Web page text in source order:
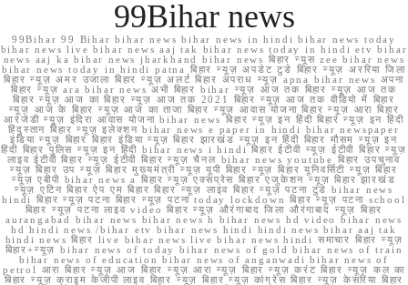
99Bihar news
99Bihar 99 Bihar bihar news bihar news in hindi bihar news today
bihar news live bihar news aaj tak bihar news today in hindi etv bihar
news aaj ka bihar news jharkhand bihar news बिहार न्यूस zee bihar news
bihar news today in hindi patna बिहार न्यूज़ अपडेट टुडे बिहार न्यूज़ अररिया जिला
बिहार न्यूज़ अमर उजाला बिहार न्यूज़ अलर्ट बिहार अपराध न्यूज़ apna bihar news अपना
बिहार न्यूज़ ara bihar news अभी बिहार bihar न्यूज़ आज तक बिहार न्यूज़ आज तक
बिहार न्यूज़ आज का बिहार न्यूज़ आज तक 2021 बिहार न्यूज़ आज तक वीडियो में बिहार
न्यूज़ आज के बिहार न्यूज़ आज का ताजा बिहार न्यूज़ आवास योजना बिहार न्यूज़ आरा बिहार
आरजेडी न्यूज़ इंदिरा आवास योजना bihar news बिहार न्यूज़ इन हिंदी बिहार न्यूज़ इन हिंदी
हिंदुस्तान बिहार न्यूज़ इलेक्शन bihar news e paper in hindi bihar newspaper
इंडिया न्यूज़ बिहार बिहार इंडिया न्यूज़ बिहार झारखंड न्यूज़ इन हिंदी बिहार मौसम न्यूज़ इन
हिंदी बिहार पुलिस न्यूज़ इन हिंदी bihar news i hindi बिहार ईटीवी न्यूज़ ईटीवी बिहार न्यूज़
लाइव ईटीवी बिहार न्यूज़ ईटीवी बिहार न्यूज़ चैनल bihar news youtube बिहार उपचुनाव
न्यूज़ बिहार उप न्यूज़ बिहार मुख्यमंत्री न्यूज़ यूपी बिहार न्यूज़ बिहार यूनिवर्सिटी न्यूज़ बिहार
न्यूज़ एबीपी bihar news a बिहार न्यूज़ एक्सप्रेस बिहार एजुकेशन न्यूज़ बिहार झारखंड
न्यूज़ एटिन बिहार ऐप एम बिहार बिहार न्यूज़ लाइव बिहार न्यूज़ पटना टुडे bihar news
hindi बिहार न्यूज़ पटना बिहार न्यूज़ पटना today lockdown बिहार न्यूज़ पटना school
बिहार न्यूज़ पटना लाइव video बिहार न्यूज़ औरंगाबाद जिला औरंगाबाद न्यूज़ बिहार
aurangabad bihar news bihar news h bihar news hd video bihar news
hd hindi news /bihar etv bihar news hindi hindi news bihar aaj tak
hindi news बिहार live bihar news live bihar news hindi समाचार बिहार न्यूज़
बिहार+न्यूज़ bihar news of today bihar news of gold bihar news of train
bihar news of education bihar news of anganwadi bihar news of
petrol आरा बिहार न्यूज़ आज बिहार न्यूज़ आरा न्यूज़ बिहार न्यूज़ करंट बिहार न्यूज़ कल का
बिहार न्यूज़ क्राइम केजीपी लाइव बिहार न्यूज़ बिहार न्यूज़ कांग्रेस बिहार न्यूज़ केसरिया बिहार